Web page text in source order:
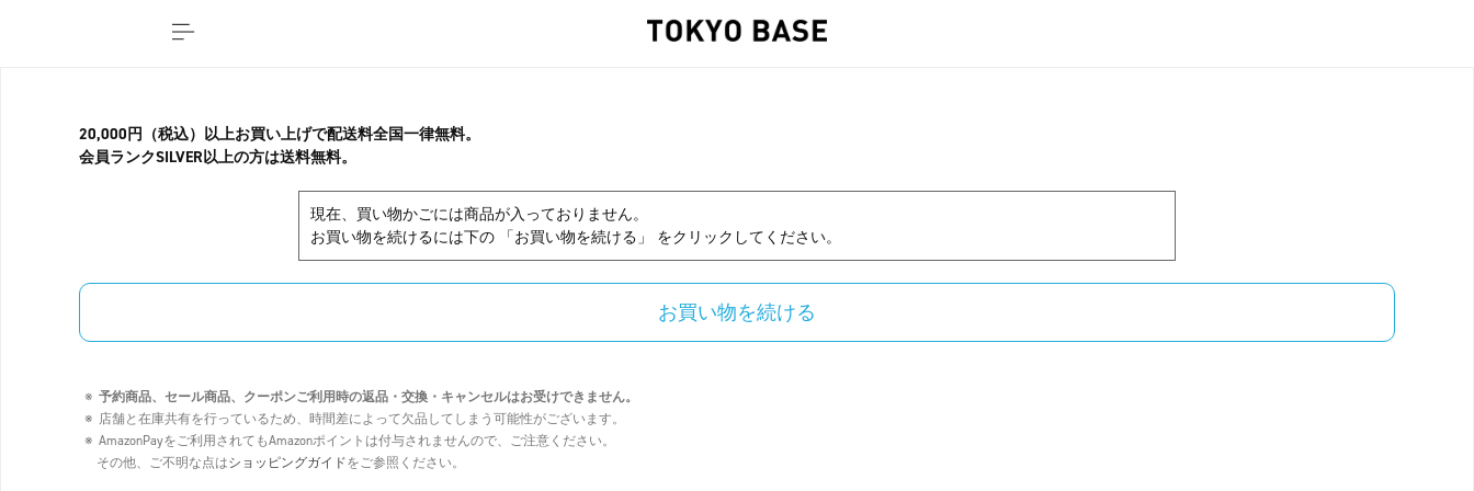
20,000円（税込）以上お買い上げで配送料全国一律無料。
会員ランクSILVER以上の方は送料無料。
現在、買い物かごには商品が入っておりません。
お買い物を続けるには下の 「お買い物を続ける」 をクリックしてください。
予約商品、セール商品、クーポンご利用時の返品・交換・キャンセルはお受けできません。
店舗と在庫共有を行っているため、時間差によって欠品してしまう可能性がございます。
AmazonPayをご利用されてもAmazonポイントは付与されませんので、ご注意ください。
その他、ご不明な点はショッピングガイドをご参照ください。